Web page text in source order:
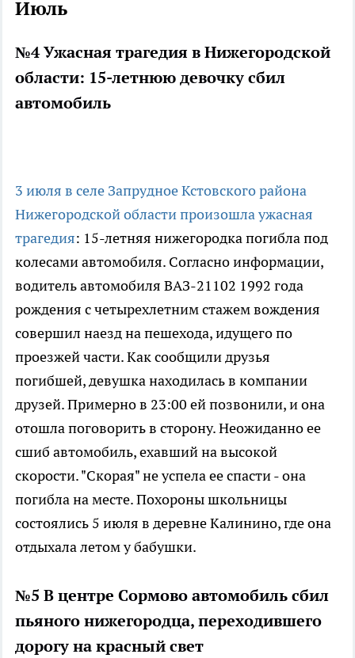
Июль
№4 Ужасная трагедия в Нижегородской
области: 15-летнюю девочку сбил
автомобиль
3 июля в селе Запрудное Кстовского района
Нижегородской области произошла ужасная
трагедия: 15-летняя нижегородка погибла под
колесами автомобиля. Согласно информации,
водитель автомобиля ВАЗ-21102 1992 года
рождения с четырехлетним стажем вождения
совершил наезд на пешехода, идущего по
проезжей части. Как сообщили друзья
погибшей, девушка находилась в компании
друзей. Примерно в 23:00 ей позвонили, и она
отошла поговорить в сторону. Неожиданно ее
сшиб автомобиль, ехавший на высокой
скорости. "Скорая" не успела ее спасти - она
погибла на месте. Похороны школьницы
состоялись 5 июля в деревне Калинино, где она
отдыхала летом у бабушки.
№5 В центре Сормово автомобиль сбил
пьяного нижегородца, переходившего
дорогу на красный свет